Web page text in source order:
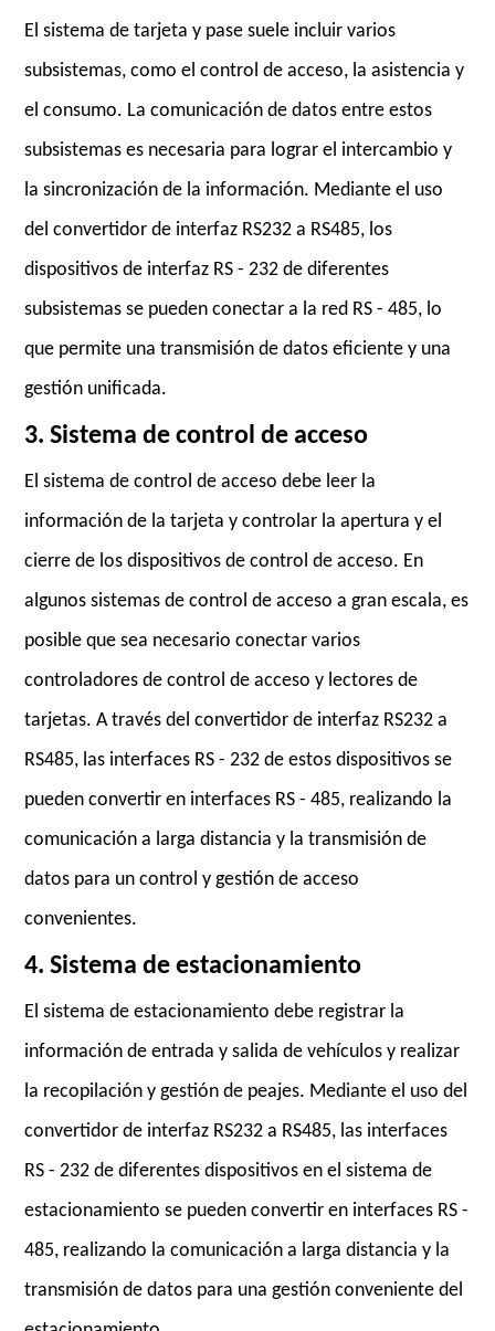
El sistema de tarjeta y pase suele incluir varios
subsistemas, como el control de acceso, la asistencia y
el consumo. La comunicación de datos entre estos
subsistemas es necesaria para lograr el intercambio y
la sincronización de la información. Mediante el uso
del convertidor de interfaz RS232 a RS485, los
dispositivos de interfaz RS - 232 de diferentes
subsistemas se pueden conectar a la red RS - 485, lo
que permite una transmisión de datos eficiente y una
gestión unificada.
3. Sistema de control de acceso
El sistema de control de acceso debe leer la
información de la tarjeta y controlar la apertura y el
cierre de los dispositivos de control de acceso. En
algunos sistemas de control de acceso a gran escala, es
posible que sea necesario conectar varios
controladores de control de acceso y lectores de
tarjetas. A través del convertidor de interfaz RS232 a
RS485, las interfaces RS - 232 de estos dispositivos se
pueden convertir en interfaces RS - 485, realizando la
comunicación a larga distancia y la transmisión de
datos para un control y gestión de acceso
convenientes.
4. Sistema de estacionamiento
El sistema de estacionamiento debe registrar la
información de entrada y salida de vehículos y realizar
la recopilación y gestión de peajes. Mediante el uso del
convertidor de interfaz RS232 a RS485, las interfaces
RS - 232 de diferentes dispositivos en el sistema de
estacionamiento se pueden convertir en interfaces RS -
485, realizando la comunicación a larga distancia y la
transmisión de datos para una gestión conveniente del